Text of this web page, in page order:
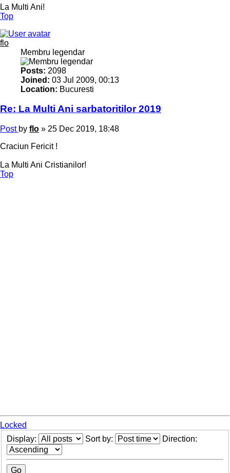
La Multi Ani!
Top
flo
Membru legendar
Posts: 2098
Joined: 03 Jul 2009, 00:13
Location: Bucuresti
Re: La Multi Ani sarbatoritilor 2019
Post by flo » 25 Dec 2019, 18:48
Craciun Fericit !
La Multi Ani Cristianilor!
Top
Locked
Display:
Sort by: Direction: